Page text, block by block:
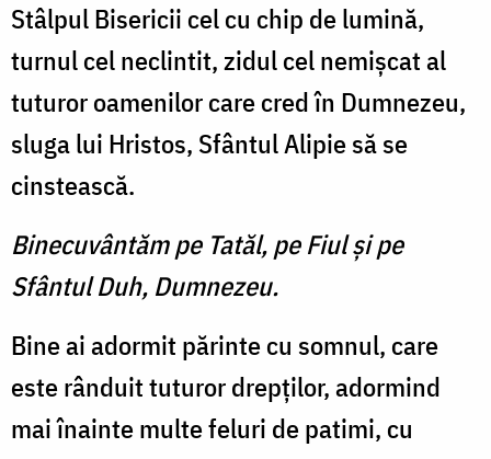
Stâlpul Bisericii cel cu chip de lumină,
turnul cel neclintit, zidul cel nemişcat al
tuturor oamenilor care cred în Dumnezeu,
sluga lui Hristos, Sfântul Alipie să se
cinstească.
Binecuvântăm pe Tatăl, pe Fiul şi pe
Sfântul Duh, Dumnezeu.
Bine ai adormit părinte cu somnul, care
este rânduit tuturor drepţilor, adormind
mai înainte multe feluri de patimi, cu